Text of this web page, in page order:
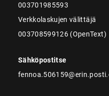
003701985593
Verkkolaskujen välittäjä
003708599126 (OpenText)
Sähköpostitse